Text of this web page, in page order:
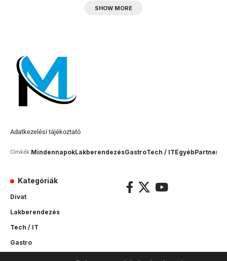
SHOW MORE
Adatkezelési tájékoztató
Címkék:MindennapokLakberendezésGastroTech / ITEgyébPartner
Kategóriák
Divat
Lakberendezés
Tech / IT
Gastro